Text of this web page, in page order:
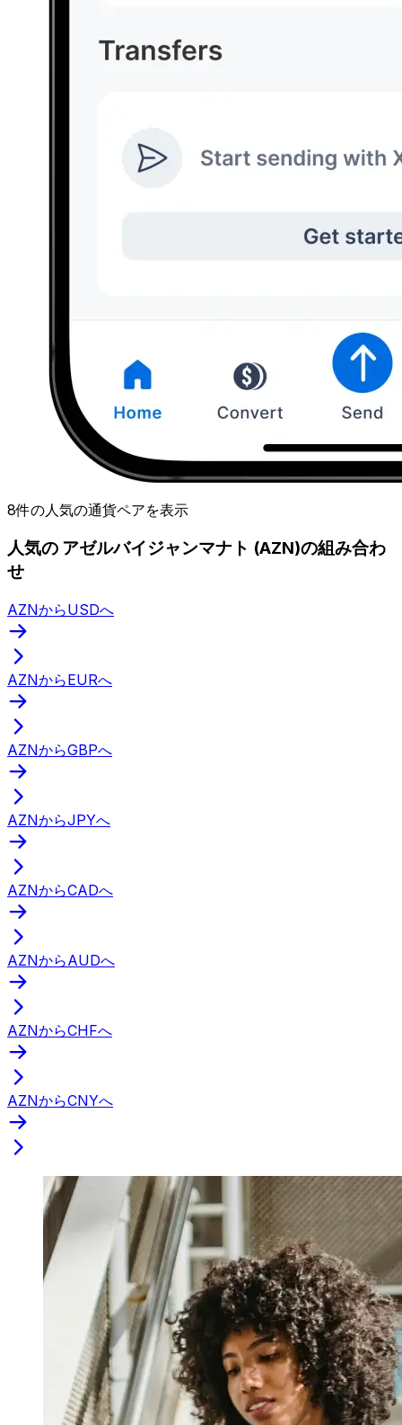
8件の人気の通貨ペアを表示
人気の アゼルバイジャンマナト (AZN)の組み合わ
せ
AZNからUSDへ
AZNからEURへ
AZNからGBPへ
AZNからJPYへ
AZNからCADへ
AZNからAUDへ
AZNからCHFへ
AZNからCNYへ